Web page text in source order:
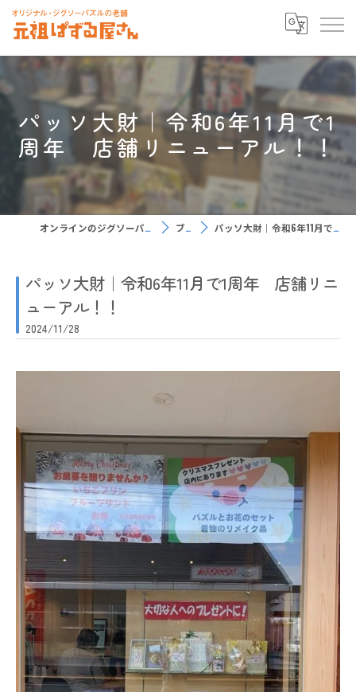
パッソ大財｜令和6年11月で1
周年 店舗リニューアル！！
オンラインのジグソーパズルなら元祖ぱずる屋さん ブログ パッソ大財｜令和6年11月で1周年 店舗リニューアル！！
パッソ大財｜令和6年11月で1周年 店舗リニ
ューアル！！
2024/11/28